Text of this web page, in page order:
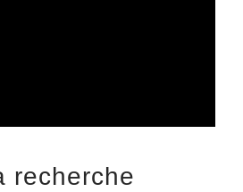
recherche